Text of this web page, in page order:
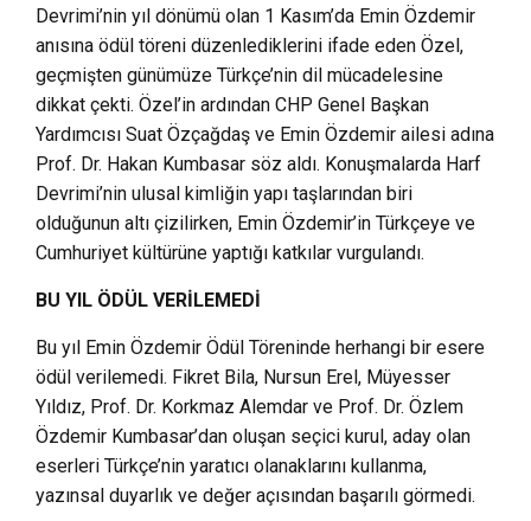
Devrimi’nin yıl dönümü olan 1 Kasım’da Emin Özdemir
anısına ödül töreni düzenlediklerini ifade eden Özel,
geçmişten günümüze Türkçe’nin dil mücadelesine
dikkat çekti. Özel’in ardından CHP Genel Başkan
Yardımcısı Suat Özçağdaş ve Emin Özdemir ailesi adına
Prof. Dr. Hakan Kumbasar söz aldı. Konuşmalarda Harf
Devrimi’nin ulusal kimliğin yapı taşlarından biri
olduğunun altı çizilirken, Emin Özdemir’in Türkçeye ve
Cumhuriyet kültürüne yaptığı katkılar vurgulandı.
BU YIL ÖDÜL VERİLEMEDİ
Bu yıl Emin Özdemir Ödül Töreninde herhangi bir esere
ödül verilemedi. Fikret Bila, Nursun Erel, Müyesser
Yıldız, Prof. Dr. Korkmaz Alemdar ve Prof. Dr. Özlem
Özdemir Kumbasar’dan oluşan seçici kurul, aday olan
eserleri Türkçe’nin yaratıcı olanaklarını kullanma,
yazınsal duyarlık ve değer açısından başarılı görmedi.